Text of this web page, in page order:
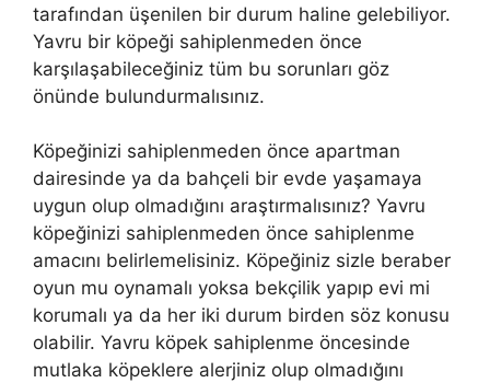
tarafından üşenilen bir durum haline gelebiliyor.
Yavru bir köpeği sahiplenmeden önce
karşılaşabileceğiniz tüm bu sorunları göz
önünde bulundurmalısınız.
Köpeğinizi sahiplenmeden önce apartman
dairesinde ya da bahçeli bir evde yaşamaya
uygun olup olmadığını araştırmalısınız? Yavru
köpeğinizi sahiplenmeden önce sahiplenme
amacını belirlemelisiniz. Köpeğiniz sizle beraber
oyun mu oynamalı yoksa bekçilik yapıp evi mi
korumalı ya da her iki durum birden söz konusu
olabilir. Yavru köpek sahiplenme öncesinde
mutlaka köpeklere alerjiniz olup olmadığını